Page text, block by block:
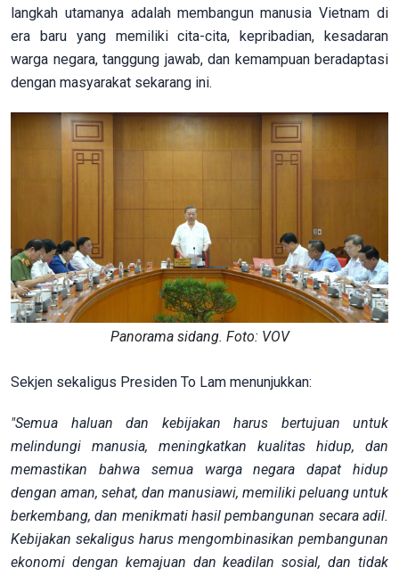
langkah utamanya adalah membangun manusia Vietnam di
era baru yang memiliki cita-cita, kepribadian, kesadaran
warga negara, tanggung jawab, dan kemampuan beradaptasi
dengan masyarakat sekarang ini.
Panorama sidang. Foto: VOV
Sekjen sekaligus Presiden To Lam menunjukkan:
"Semua haluan dan kebijakan harus bertujuan untuk
melindungi manusia, meningkatkan kualitas hidup, dan
memastikan bahwa semua warga negara dapat hidup
dengan aman, sehat, dan manusiawi, memiliki peluang untuk
berkembang, dan menikmati hasil pembangunan secara adil.
Kebijakan sekaligus harus mengombinasikan pembangunan
ekonomi dengan kemajuan dan keadilan sosial, dan tidak